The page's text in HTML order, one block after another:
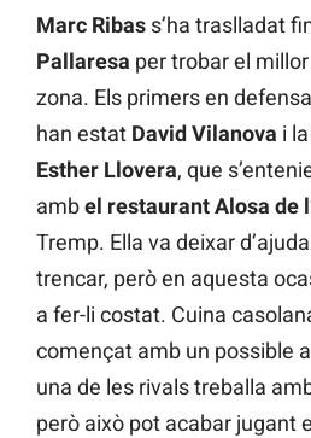
Marc Ribas s’ha traslladat
Pallaresa per trobar el
zona. Els primers en
han estat David Vilanova i
Esther Llovera, que
ambel restaurant Alosa de
Tremp. Ella va deixar
trencar, però en aquesta
a fer-li costat. Cuina
començat amb un possible
una de les rivals treballa
però això pot acabar jugant